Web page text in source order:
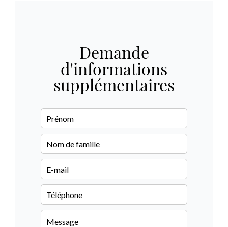
Demande
d'informations
supplémentaires